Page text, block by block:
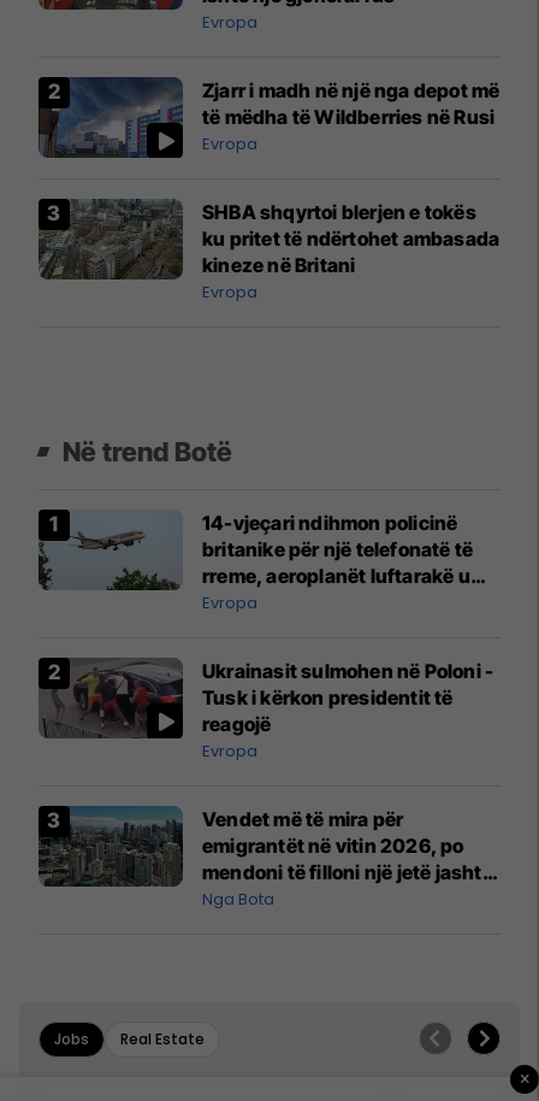
Evropa
Zjarr i madh në një nga depot më
të mëdha të Wildberries në Rusi
Evropa
SHBA shqyrtoi blerjen e tokës
ku pritet të ndërtohet ambasada
kineze në Britani
Evropa
Në trend Botë
14-vjeçari ndihmon policinë
britanike për një telefonatë të
rreme, aeroplanët luftarakë u
ngritën në ajër për të
Mançesterit
Evropa
Ukrainasit sulmohen në Poloni -
Tusk i kërkon presidentit të
reagojë
Evropa
Vendet më të mira për
emigrantët në vitin 2026, po
mendoni të filloni një jetë jashtë
vendit?
Nga Bota
Jobs Real Estate
×